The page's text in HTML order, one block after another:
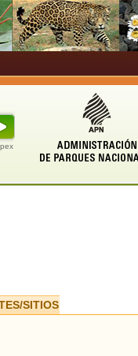
SITIOS